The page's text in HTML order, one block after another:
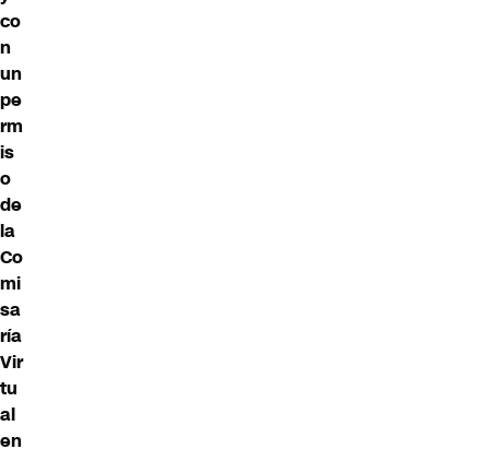
co
n
un
pe
rm
is
o
de
la
Co
mi
sa
ría
Vir
tu
al
en